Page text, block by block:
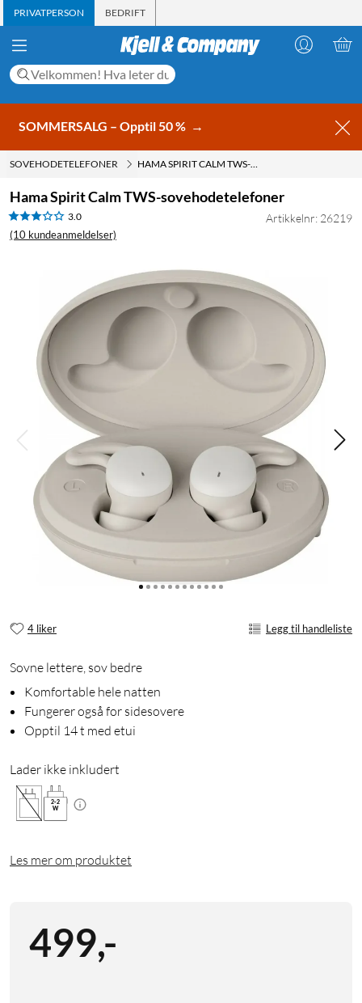
PRIVATPERSON BEDRIFT
SOMMERSALG – Opptil 50 % →
SOVEHODETELEFONER HAMA SPIRIT CALM TWS-SOVEHODETELEFONER
Hama Spirit Calm TWS-sovehodetelefoner
3.0
(10 kundeanmeldelser)
Artikkelnr: 26219
4 liker Legg til handleliste
Sovne lettere, sov bedre
Komfortable hele natten
Fungerer også for sidesovere
Opptil 14 t med etui
Lader ikke inkludert
2-2
W
Les mer om produktet
499,-